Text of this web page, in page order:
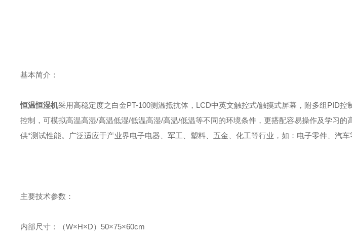
基本简介：
恒温恒湿机采用高稳定度之白金PT-100测温抵抗体，LCD中英文触控式/触摸式屏幕，附多组PID控
控制，可模拟高温高湿/高温低湿/低温高湿/高温/低温等不同的环境条件，更搭配容易操作及学习的
供*测试性能。广泛适应于产业界电子电器、军工、塑料、五金、化工等行业，如：电子零件、汽车
主要技术参数：
内部尺寸：（W×H×D）50×75×60cm